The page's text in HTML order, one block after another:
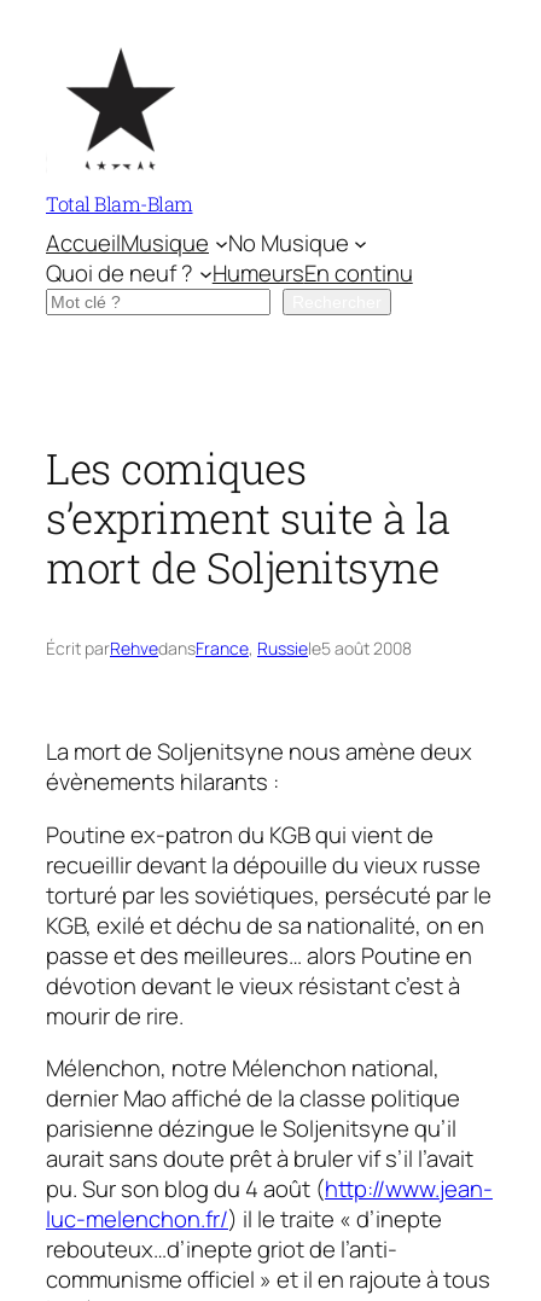
contenu
Total Blam-Blam
AccueilMusique
No Musique
Quoi de neuf ?
HumeursEn continu
Rechercher
Les comiques
s’expriment suite à la
mort de Soljenitsyne
Écrit parRehvedansFrance, Russiele5 août 2008
La mort de Soljenitsyne nous amène deux
évènements hilarants :
Poutine ex-patron du KGB qui vient de
recueillir devant la dépouille du vieux russe
torturé par les soviétiques, persécuté par le
KGB, exilé et déchu de sa nationalité, on en
passe et des meilleures… alors Poutine en
dévotion devant le vieux résistant c’est à
mourir de rire.
Mélenchon, notre Mélenchon national,
dernier Mao affiché de la classe politique
parisienne dézingue le Soljenitsyne qu’il
aurait sans doute prêt à bruler vif s’il l’avait
pu. Sur son blog du 4 août (http://www.jean-
luc-melenchon.fr/) il le traite « d’inepte
rebouteux…d’inepte griot de l’anti-
communisme officiel » et il en rajoute à tous